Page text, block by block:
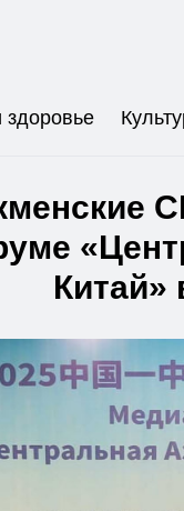
здоровье
Китай»